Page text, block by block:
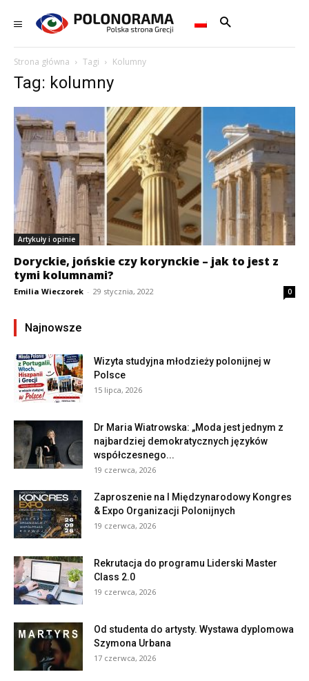
Strona główna Tagi Kolumny
Tag: kolumny
Artykuły i opinie
Doryckie, jońskie czy korynckie – jak to jest z
tymi kolumnami?
Emilia Wieczorek - 29 stycznia, 2022 0
Najnowsze
Wizyta studyjna młodzieży polonijnej w
Polsce
15 lipca, 2026
Dr Maria Wiatrowska: „Moda jest jednym z
najbardziej demokratycznych języków
współczesnego...
19 czerwca, 2026
Zaproszenie na I Międzynarodowy Kongres
& Expo Organizacji Polonijnych
19 czerwca, 2026
Rekrutacja do programu Liderski Master
Class 2.0
19 czerwca, 2026
Od studenta do artysty. Wystawa dyplomowa
Szymona Urbana
17 czerwca, 2026